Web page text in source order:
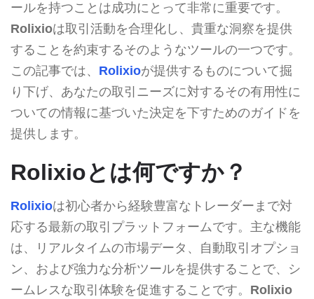
ールを持つことは成功にとって非常に重要です。
Rolixioは取引活動を合理化し、貴重な洞察を提供
することを約束するそのようなツールの一つです。
この記事では、 Rolixioが提供するものについて掘
り下げ、あなたの取引ニーズに対するその有用性に
ついての情報に基づいた決定を下すためのガイドを
提供します。
Rolixioとは何ですか？
Rolixioは初心者から経験豊富なトレーダーまで対
応する最新の取引プラットフォームです。主な機能
は、リアルタイムの市場データ、自動取引オプショ
ン、および強力な分析ツールを提供することで、シ
ームレスな取引体験を促進することです。 Rolixio